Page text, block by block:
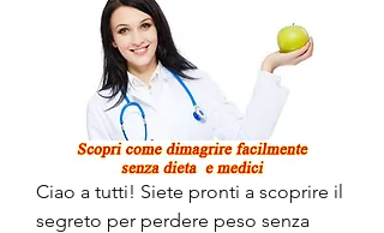
Ciao a tutti! Siete pronti a scoprire il
segreto per perdere peso senza